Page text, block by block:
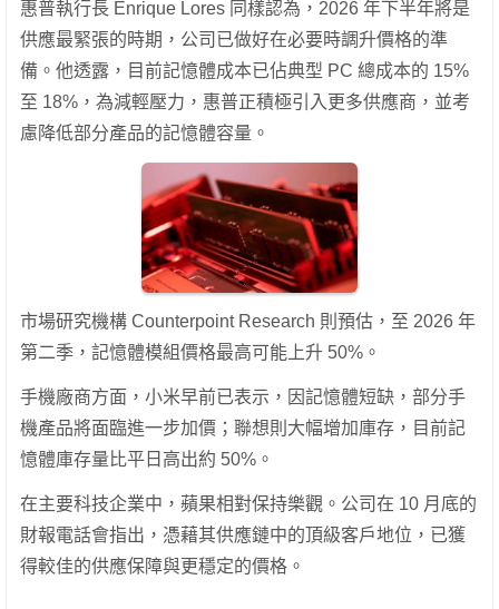
惠普執行長 Enrique Lores 同樣認為，2026 年下半年將是
供應最緊張的時期，公司已做好在必要時調升價格的準
備。他透露，目前記憶體成本已佔典型 PC 總成本的 15%
至 18%，為減輕壓力，惠普正積極引入更多供應商，並考
慮降低部分產品的記憶體容量。
市場研究機構 Counterpoint Research 則預估，至 2026 年
第二季，記憶體模組價格最高可能上升 50%。
手機廠商方面，小米早前已表示，因記憶體短缺，部分手
機產品將面臨進一步加價；聯想則大幅增加庫存，目前記
憶體庫存量比平日高出約 50%。
在主要科技企業中，蘋果相對保持樂觀。公司在 10 月底的
財報電話會指出，憑藉其供應鏈中的頂級客戶地位，已獲
得較佳的供應保障與更穩定的價格。